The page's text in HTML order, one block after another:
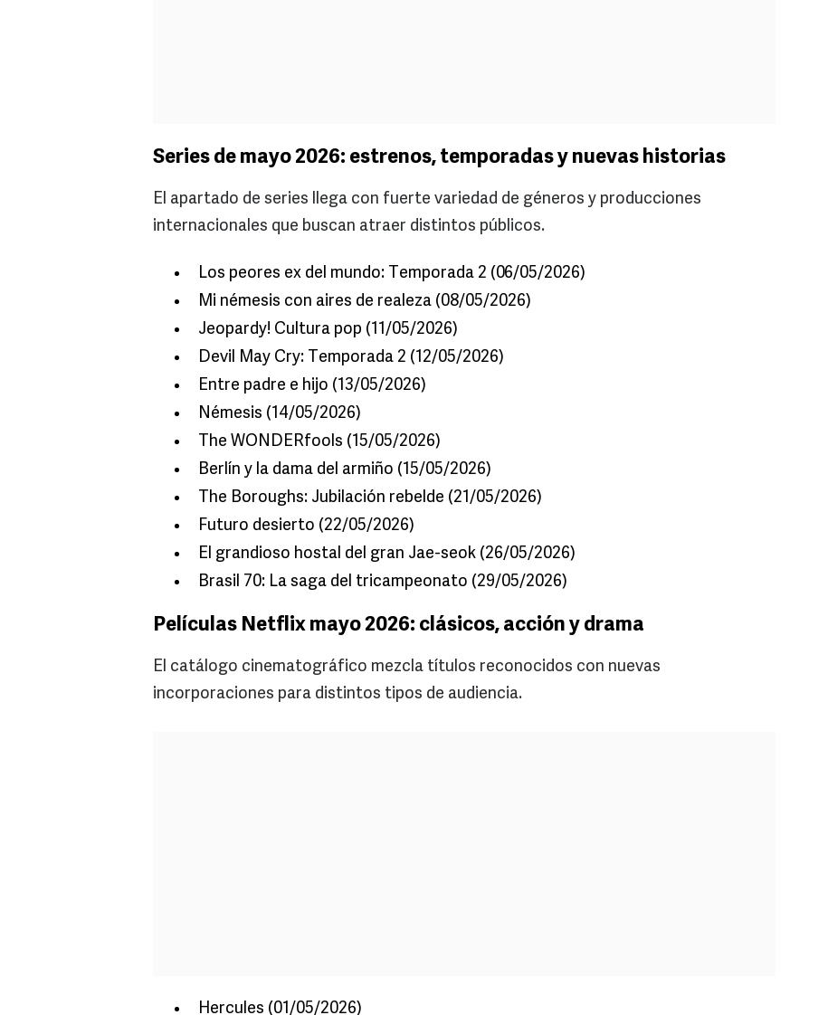
Series de mayo 2026: estrenos, temporadas y nuevas historias
El apartado de series llega con fuerte variedad de géneros y producciones
internacionales que buscan atraer distintos públicos.
Los peores ex del mundo: Temporada 2 (06/05/2026)
Mi némesis con aires de realeza (08/05/2026)
Jeopardy! Cultura pop (11/05/2026)
Devil May Cry: Temporada 2 (12/05/2026)
Entre padre e hijo (13/05/2026)
Némesis (14/05/2026)
The WONDERfools (15/05/2026)
Berlín y la dama del armiño (15/05/2026)
The Boroughs: Jubilación rebelde (21/05/2026)
Futuro desierto (22/05/2026)
El grandioso hostal del gran Jae-seok (26/05/2026)
Brasil 70: La saga del tricampeonato (29/05/2026)
Películas Netflix mayo 2026: clásicos, acción y drama
El catálogo cinematográfico mezcla títulos reconocidos con nuevas
incorporaciones para distintos tipos de audiencia.
Hercules (01/05/2026)